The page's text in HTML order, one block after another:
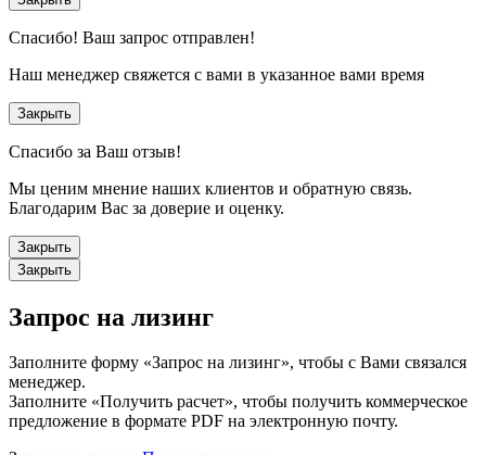
Спасибо! Ваш запрос отправлен!
Наш менеджер свяжется с вами в указанное вами время
Закрыть
Спасибо за Ваш отзыв!
Мы ценим мнение наших клиентов и обратную связь.
Благодарим Вас за доверие и оценку.
Закрыть
Закрыть
Запрос на лизинг
Заполните форму «Запрос на лизинг», чтобы с Вами связался
менеджер.
Заполните «Получить расчет», чтобы получить коммерческое
предложение в формате PDF на электронную почту.